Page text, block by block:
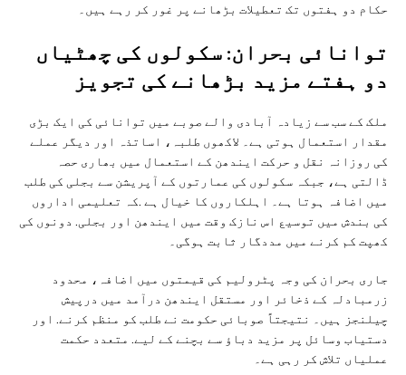
حکام دو ہفتوں تک تعطیلات بڑھانے پر غور کر رہے ہیں۔
توانائی بحران: سکولوں کی چھٹیاں
دو ہفتے مزید بڑھانے کی تجویز
ملک کے سب سے زیادہ آبادی والے صوبے میں توانائی کی ایک بڑی
مقدار استعمال ہوتی ہے۔ لاکھوں طلبہ، اساتذہ اور دیگر عملے
کی روزانہ نقل و حرکت ایندھن کے استعمال میں بھاری حصہ
ڈالتی ہے، جبکہ سکولوں کی عمارتوں کے آپریشن سے بجلی کی طلب
میں اضافہ ہوتا ہے۔ اہلکاروں کا خیال ہے .کہ تعلیمی اداروں
کی بندش میں توسیع اس نازک وقت میں ایندھن اور بجلی. دونوں کی
کھپت کم کرنے میں مددگار ثابت ہوگی۔
جاری بحران کی وجہ پٹرولیم کی قیمتوں میں اضافہ، محدود
زرمبادلہ کے ذخائر اور مستقل ایندھن درآمد میں درپیش
چیلنجز ہیں۔ نتیجتاً صوبائی حکومت نے طلب کو منظم کرنے. اور
دستیاب وسائل پر مزید دباؤ سے بچنے کے لیے. متعدد حکمت
عملیاں تلاش کر رہی ہے۔